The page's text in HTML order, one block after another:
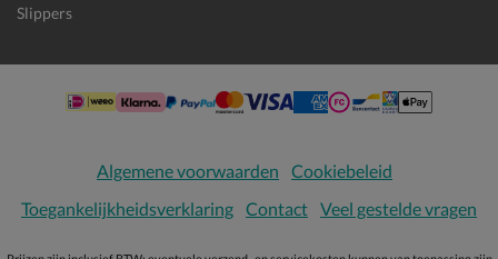
Slippers
Algemene voorwaarden
Cookiebeleid
Toegankelijkheidsverklaring Contact Veel gestelde vragen